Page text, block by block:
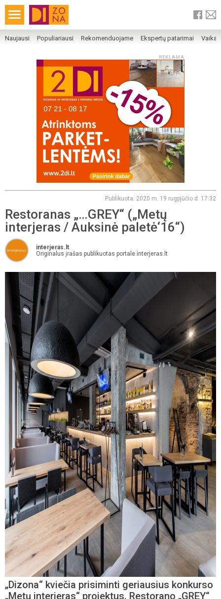
Naujausi Populiariausi Rekomenduojame Ekspertų patarimai
REKLAMA
Publikuota: 2020 m. 19 rugpjūčio d. 17:32
Restoranas „…GREY“ („Metų
interjeras / Auksinė paletė‘16“)
interjeras.lt
Originalus įrašas publikuotas portale interjeras.lt
„Dizona“ kviečia prisiminti geriausius konkurso
„Metų interjeras“ projektus. Restorano „GREY“